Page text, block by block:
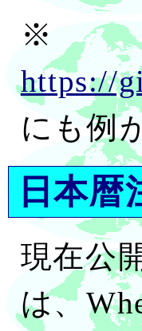
※
https://
にも例
日本
現在公
は、